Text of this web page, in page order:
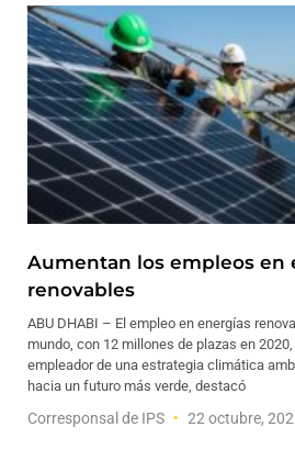
Aumentan los empleos en
renovables
ABU DHABI – El empleo en energías
mundo, con 12 millones de plazas en
empleador de una estrategia climática
hacia un futuro más verde, destacó
Corresponsal de IPS 22 octubre,